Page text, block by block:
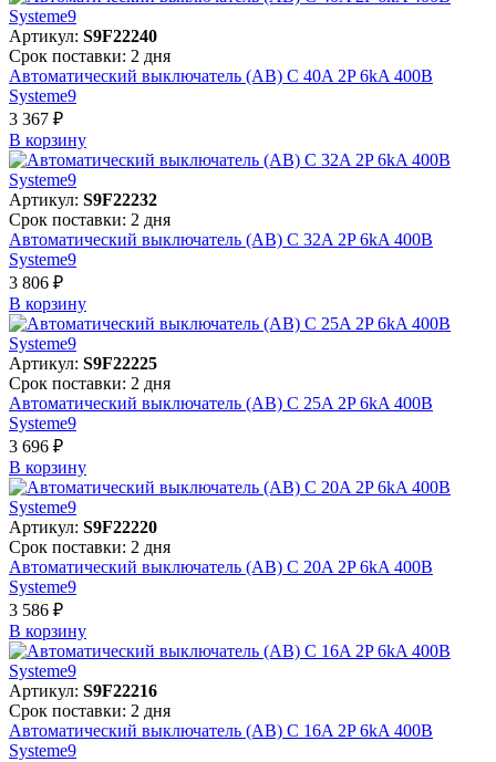
Артикул: S9F22240
Срок поставки: 2 дня
Автоматический выключатель (АВ) C 40A 2P 6kA 400В
Systeme9
3 367 ₽
В корзинy
Артикул: S9F22232
Срок поставки: 2 дня
Автоматический выключатель (АВ) C 32A 2P 6kA 400В
Systeme9
3 806 ₽
В корзинy
Артикул: S9F22225
Срок поставки: 2 дня
Автоматический выключатель (АВ) C 25A 2P 6kA 400В
Systeme9
3 696 ₽
В корзинy
Артикул: S9F22220
Срок поставки: 2 дня
Автоматический выключатель (АВ) C 20A 2P 6kA 400В
Systeme9
3 586 ₽
В корзинy
Артикул: S9F22216
Срок поставки: 2 дня
Автоматический выключатель (АВ) C 16A 2P 6kA 400В
Systeme9